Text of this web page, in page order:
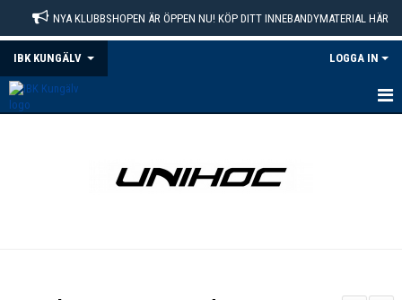
NYA KLUBBSHOPEN ÄR ÖPPEN NU! KÖP DITT INNEBANDYMATERIAL HÄR
IBK KUNGÄLV LOGGA IN